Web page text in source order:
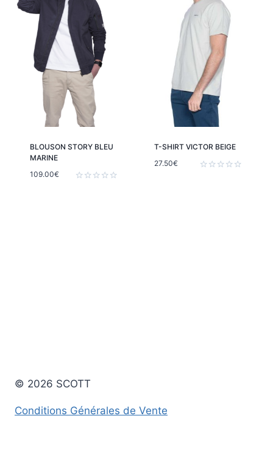
BLOUSON STORY BLEU
MARINE
109.00€
T-SHIRT VICTOR BEIGE
27.50€
© 2026 SCOTT
Conditions Générales de Vente